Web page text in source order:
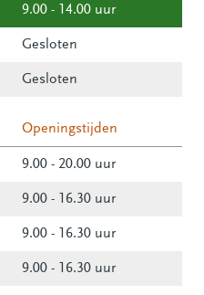
9.00 - 14.00 uur
Gesloten
Gesloten
Openingstijden
9.00 - 20.00 uur
9.00 - 16.30 uur
9.00 - 16.30 uur
9.00 - 16.30 uur